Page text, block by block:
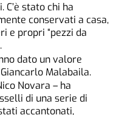
stato chi ha
conservati a casa,
e propri “pezzi da
dato un valore
Malabaila.
Novara – ha
di una serie di
accantonati,